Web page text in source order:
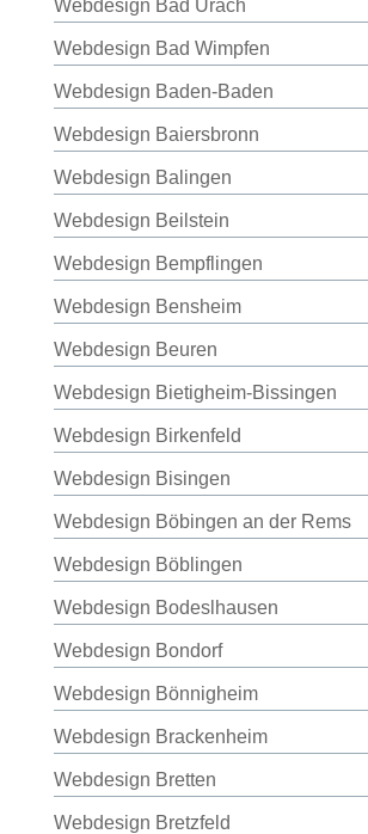
Webdesign Bad Urach
Webdesign Bad Wimpfen
Webdesign Baden-Baden
Webdesign Baiersbronn
Webdesign Balingen
Webdesign Beilstein
Webdesign Bempflingen
Webdesign Bensheim
Webdesign Beuren
Webdesign Bietigheim-Bissingen
Webdesign Birkenfeld
Webdesign Bisingen
Webdesign Böbingen an der Rems
Webdesign Böblingen
Webdesign Bodeslhausen
Webdesign Bondorf
Webdesign Bönnigheim
Webdesign Brackenheim
Webdesign Bretten
Webdesign Bretzfeld